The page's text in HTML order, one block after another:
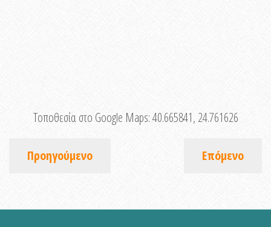
Τοποθεσία στο Google Maps:40.665841, 24.761626
Προηγούμενο Επόμενο